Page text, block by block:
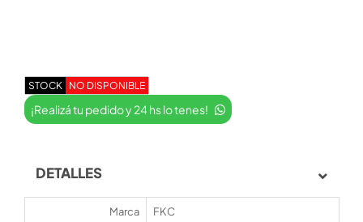
STOCK NO DISPONIBLE
¡Realizá tu pedido y 24 hs lo tenes!
DETALLES
Marca FKC